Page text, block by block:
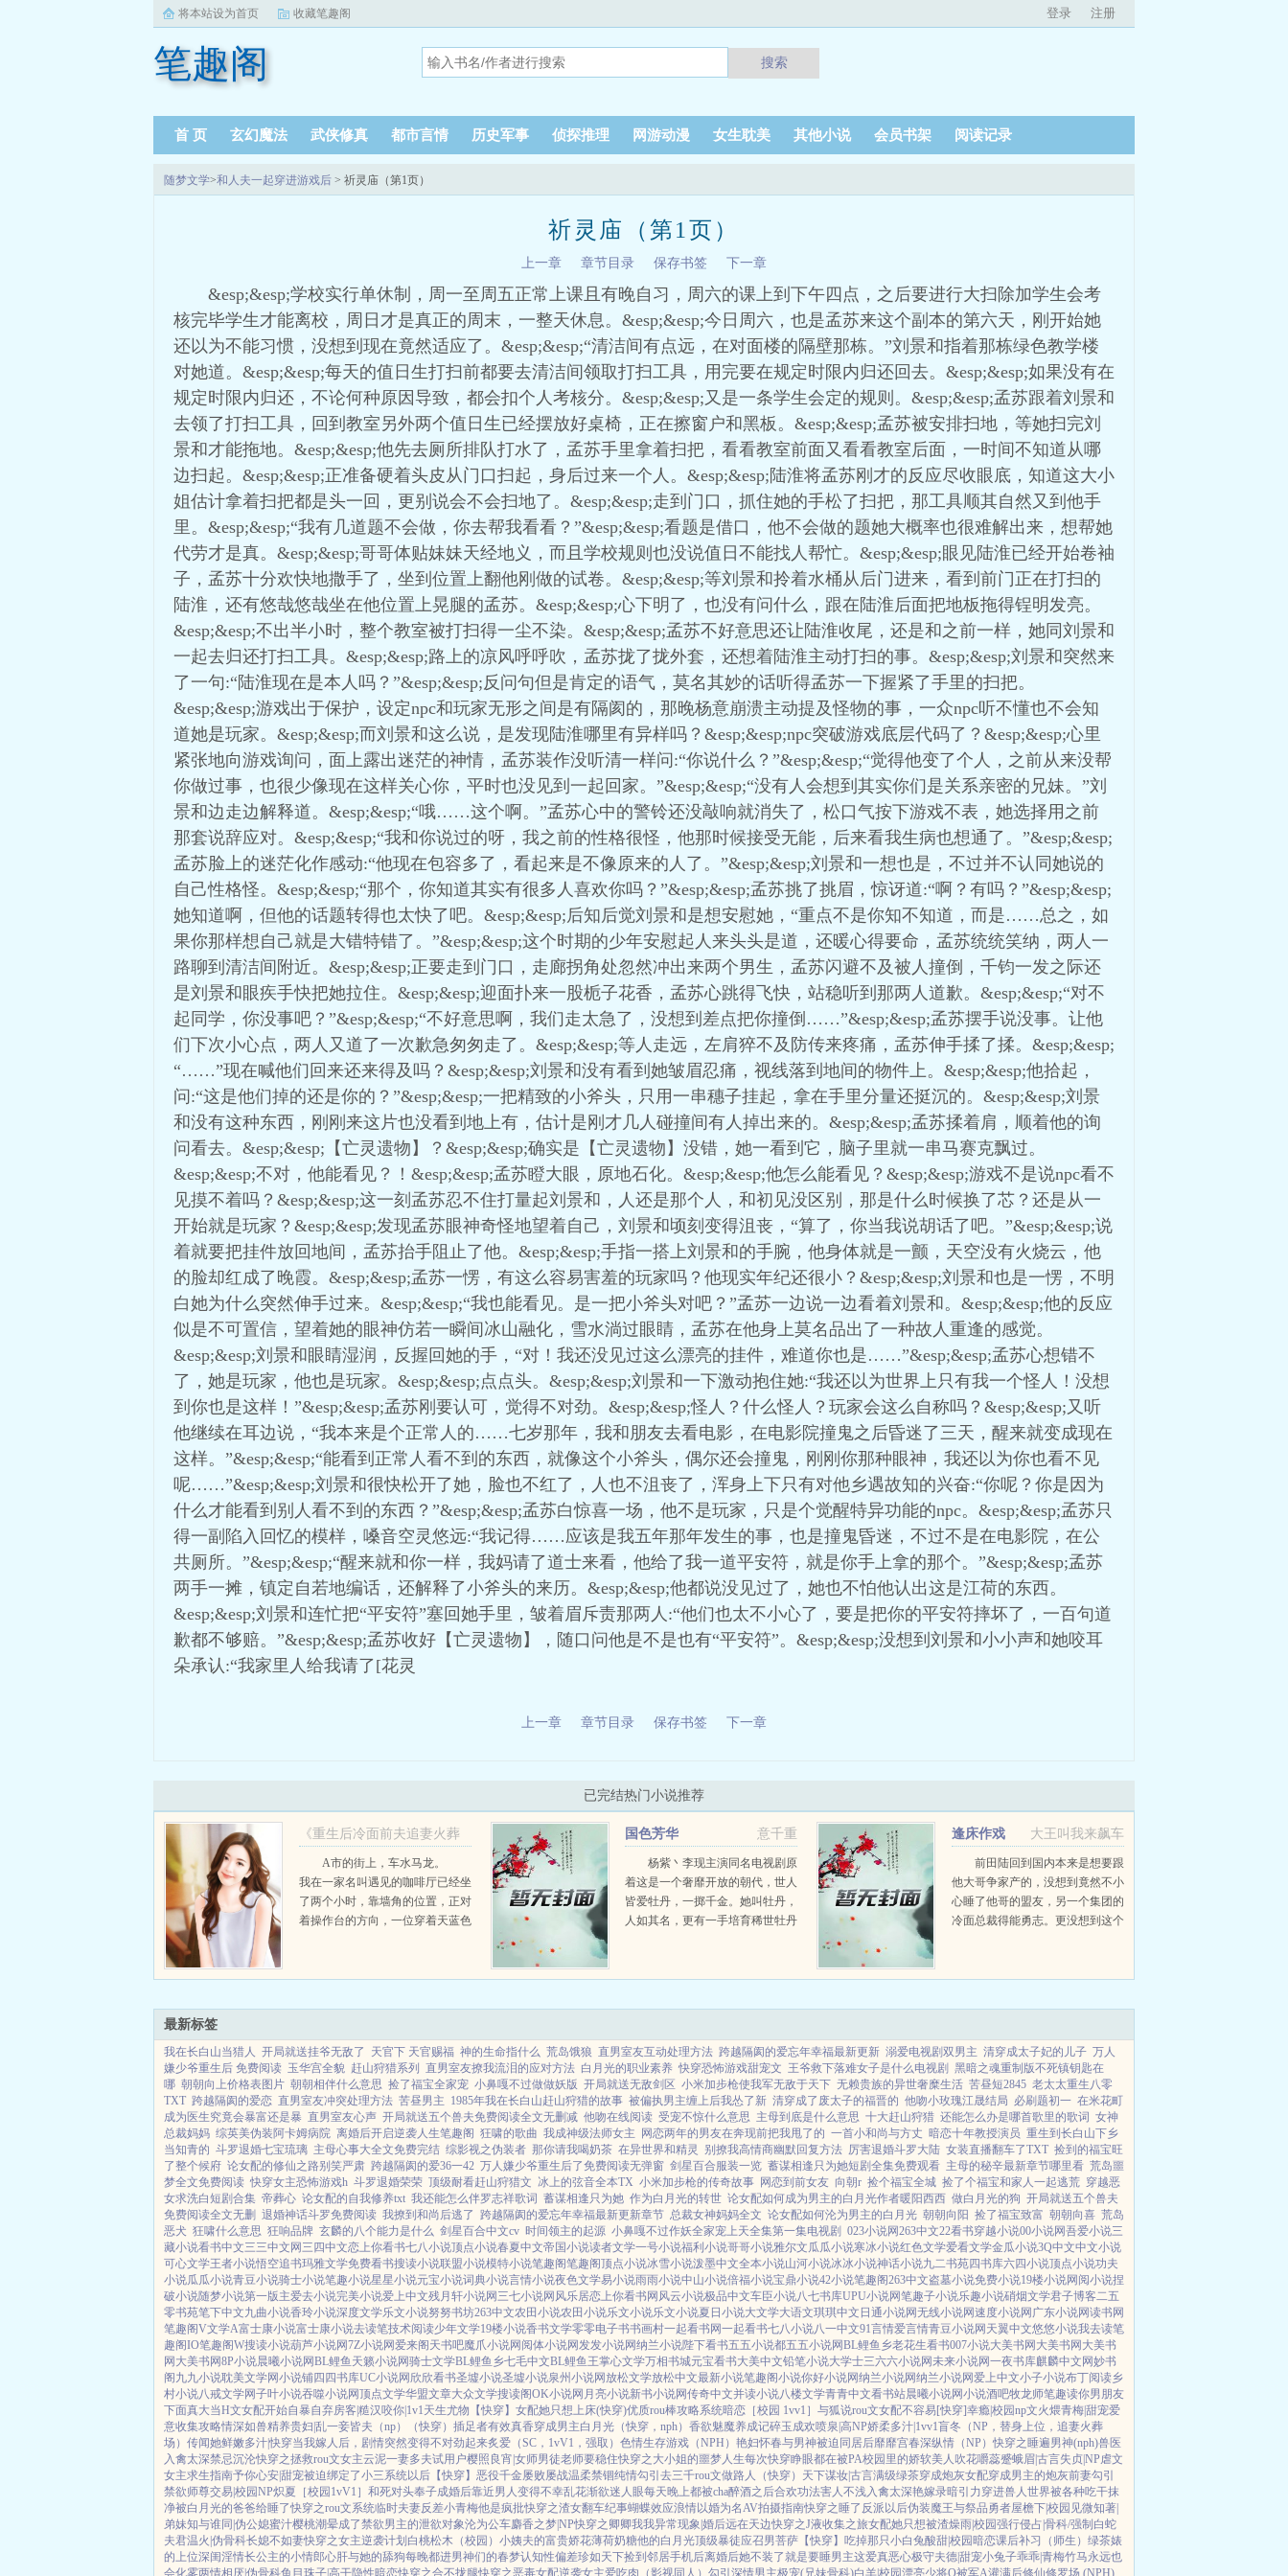
将本站设为首页 收藏笔趣阁 登录 注册
笔趣阁 搜索
首 页 玄幻魔法 武侠修真 都市言情 历史军事 侦探推理 网游动漫 女生耽美 其他小说 会员书架 阅读记录
随梦文学>和人夫一起穿进游戏后 > 祈灵庙（第1页）
祈灵庙（第1页）
上一章 章节目录 保存书签 下一章
&esp;&esp;学校实行单休制，周一至周五正常上课且有晚自习，周六的课上到下午四点，之后要进行大扫除加学生会考
核完毕学生才能离校，周日才是真正的周末，一整天休息。&esp;&esp;今日周六，也是孟苏来这个副本的第六天，刚开始她
还以为不能习惯，没想到现在竟然适应了。&esp;&esp;“清洁间有点远，在对面楼的隔壁那栋。”刘景和指着那栋绿色教学楼
对她道。&esp;&esp;每天的值日生打扫前都要去清洁间领取打扫工具，用完要在规定时限内归还回去。&esp;&esp;如果没有在
规定时限内归还，不论何种原因导致，都会扣个人考核分。&esp;&esp;又是一条学生会定的规则。&esp;&esp;孟苏跟着刘景和
去领了打扫工具，回到教室另外两个值日生已经摆放好桌椅，正在擦窗户和黑板。&esp;&esp;孟苏被安排扫地，等她扫完刘
景和才能拖地。&esp;&esp;他先去厕所排队打水了，孟苏手里拿着扫把，看看教室前面又看看教室后面，一时间不知道从哪
边扫起。&esp;&esp;正准备硬着头皮从门口扫起，身后过来一个人。&esp;&esp;陆淮将孟苏刚才的反应尽收眼底，知道这大小
姐估计拿着扫把都是头一回，更别说会不会扫地了。&esp;&esp;走到门口，抓住她的手松了扫把，那工具顺其自然又到他手
里。&esp;&esp;“我有几道题不会做，你去帮我看看？”&esp;&esp;看题是借口，他不会做的题她大概率也很难解出来，想帮她
代劳才是真。&esp;&esp;哥哥体贴妹妹天经地义，而且学校规则也没说值日不能找人帮忙。&esp;&esp;眼见陆淮已经开始卷袖
子，孟苏十分欢快地撒手了，坐到位置上翻他刚做的试卷。&esp;&esp;等刘景和拎着水桶从后门进来，看到前门正在打扫的
陆淮，还有悠哉悠哉坐在他位置上晃腿的孟苏。&esp;&esp;心下明了，也没有问什么，跟在陆淮后面把地板拖得锃明发亮。
&esp;&esp;不出半小时，整个教室被打扫得一尘不染。&esp;&esp;孟苏不好意思还让陆淮收尾，还是和之前一样，她同刘景和
一起去归还打扫工具。&esp;&esp;路上的凉风呼呼吹，孟苏拢了拢外套，还想着陆淮主动打扫的事。&esp;&esp;刘景和突然来
了一句:“陆淮现在是本人吗？”&esp;&esp;反问句但是肯定的语气，莫名其妙的话听得孟苏一下握紧了手里的扫把。
&esp;&esp;游戏出于保护，设定npc和玩家无形之间是有隔阂的，那晚杨意崩溃主动提及怪物的事，一众npc听不懂也不会知
道她是玩家。&esp;&esp;而刘景和这么说，是发现陆淮哪里有异样吗？&esp;&esp;npc突破游戏底层代码了？&esp;&esp;心里
紧张地向游戏询问，面上露出迷茫的神情，孟苏装作没听清一样问:“你说什么？”&esp;&esp;“觉得他变了个人，之前从来没帮
你做过事，也很少像现在这样关心你，平时也没见到一起回家。”&esp;&esp;“没有人会想到其实你们是关系亲密的兄妹。”刘
景和边走边解释道。&esp;&esp;“哦……这个啊。”孟苏心中的警铃还没敲响就消失了，松口气按下游戏不表，她选择用之前
那套说辞应对。&esp;&esp;“我和你说过的呀，我之前的性格很怪，他那时候接受无能，后来看我生病也想通了。”&esp;&esp;
孟苏脸上的迷茫化作感动:“他现在包容多了，看起来是不像原来的人了。”&esp;&esp;刘景和一想也是，不过并不认同她说的
自己性格怪。&esp;&esp;“那个，你知道其实有很多人喜欢你吗？”&esp;&esp;孟苏挑了挑眉，惊讶道:“啊？有吗？”&esp;&esp;
她知道啊，但他的话题转得也太快了吧。&esp;&esp;后知后觉刘景和是想安慰她，“重点不是你知不知道，而是……总之，如
果你那样想自己就是大错特错了。”&esp;&esp;这个时期的少年安慰起人来头头是道，还暖心得要命，孟苏统统笑纳，两人一
路聊到清洁间附近。&esp;&esp;正要走到门口，走廊拐角处忽然冲出来两个男生，孟苏闪避不及被人撞倒，千钧一发之际还
是刘景和眼疾手快把她拉住。&esp;&esp;迎面扑来一股栀子花香，孟苏心跳得飞快，站稳听到那两人道歉。&esp;&esp;“对不
起同学，你没事吧？”&esp;&esp;“不好意思啊，我们走太急了，没想到差点把你撞倒……”&esp;&esp;孟苏摆手说没事。让他
们下次小心点，两人又道了一次歉急匆匆走了。&esp;&esp;等人走远，左肩猝不及防传来疼痛，孟苏伸手揉了揉。&esp;&esp;
“……”现在喊他们回来还来得及吗？&esp;&esp;刘景和没有看到她皱眉忍痛，视线落到地间的物件上。&esp;&esp;他拾起，
问:“这是他们掉的还是你的？”&esp;&esp;一把精致的小斧头，只用一串穗子挂起，拿在手里分量还挺沉的。&esp;&esp;刘景
和没有这种东西，刚刚来这片也没看到地上有，估计是刚才几人碰撞间有人掉出来的。&esp;&esp;孟苏揉着肩，顺着他的询
问看去。&esp;&esp;【亡灵遗物】？&esp;&esp;确实是【亡灵遗物】没错，她一看到它，脑子里就一串马赛克飘过。
&esp;&esp;不对，他能看见？！&esp;&esp;孟苏瞪大眼，原地石化。&esp;&esp;他怎么能看见？&esp;&esp;游戏不是说npc看不
见摸不着吗？&esp;&esp;这一刻孟苏忍不住打量起刘景和，人还是那个人，和初见没区别，那是什么时候换了芯？还是从一
开始就是玩家？&esp;&esp;发现孟苏眼神奇怪地望着自己，刘景和顷刻变得沮丧，“算了，你当我说胡话了吧。”&esp;&esp;说
着就要把挂件放回地间，孟苏抬手阻止了他。&esp;&esp;手指一搭上刘景和的手腕，他身体就是一颤，天空没有火烧云，他
的脸却红成了晚霞。&esp;&esp;孟苏一愣，有这么容易害羞的玩家吗？他现实年纪还很小？&esp;&esp;刘景和也是一愣，不明
白她为什么突然伸手过来。&esp;&esp;“我也能看见。是一把小斧头对吧？”孟苏一边说一边看着刘景和。&esp;&esp;他的反应
似是不可置信，望着她的眼神仿若一瞬间冰山融化，雪水淌过眼睛，孟苏在他身上莫名品出了一种故人重逢的感觉。
&esp;&esp;刘景和眼睛湿润，反握回她的手，“对！我还没见过这么漂亮的挂件，难道你也是……”&esp;&esp;孟苏心想错不
了，她是玩家，他也是玩家。&esp;&esp;点点头。&esp;&esp;刘景和一下激动抱住她:“我还以为世界上只有我一个怪人！没想
到你也是这样！”&esp;&esp;孟苏刚要认可，觉得不对劲。&esp;&esp;怪人？什么怪人？玩家会这么自称吗？&esp;&esp;又听
他继续在耳边说，“我本来是个正常人的……七岁那年，我和朋友去看电影，在电影院撞鬼之后昏迷了三天，醒来就变成现在
这样。”&esp;&esp;“能看到正常人看不到的东西，就像这个小斧头，偶尔还会撞鬼，刚刚你那种眼神，我还以为你也看不见
呢……”&esp;&esp;刘景和很快松开了她，脸也不红了，人也不沮丧了，浑身上下只有对他乡遇故知的兴奋:“你呢？你是因为
什么才能看到别人看不到的东西？”&esp;&esp;孟苏白惊喜一场，他不是玩家，只是个觉醒特异功能的npc。&esp;&esp;孟苏只
得一副陷入回忆的模样，嗓音空灵悠远:“我记得……应该是我五年那年发生的事，也是撞鬼昏迷，不过不是在电影院，在公
共厕所。”&esp;&esp;“醒来就和你一样，我妈请了道士来看，他给了我一道平安符，就是你手上拿的那个。”&esp;&esp;孟苏
两手一摊，镇定自若地编话，还解释了小斧头的来历。&esp;&esp;他都说没见过了，她也不怕他认出这是江荷的东西。
&esp;&esp;刘景和连忙把“平安符”塞回她手里，皱着眉斥责那两人:“他们也太不小心了，要是把你的平安符摔坏了，一百句道
歉都不够赔。”&esp;&esp;孟苏收好【亡灵遗物】，随口问他是不是也有“平安符”。&esp;&esp;没想到刘景和小小声和她咬耳
朵承认:“我家里人给我请了[花灵
上一章 章节目录 保存书签 下一章
已完结热门小说推荐
《重生后冷面前夫追妻火葬
场》苏浅璃谢淮璟
《重生后冷面前夫追妻火葬
场》苏浅璃谢淮璟
A市的街上，车水马龙。
我在一家名叫遇见的咖啡厅已经坐
了两个小时，靠墙角的位置，正对
着操作台的方向，一位穿着天蓝色
意千重
国色芳华
杨紫丶李现主演同名电视剧原
着这是一个奢靡开放的朝代，世人
皆爱牡丹，一掷千金。她叫牡丹，
人如其名，更有一手培育稀世牡丹
酷暑。...
大王叫我来飙车
逢床作戏
前田陆回到国内本来是想要跟
他大哥争家产的，没想到竟然不小
心睡了他哥的盟友，另一个集团的
冷面总裁得能勇志。更没想到这个
茫...
最新标签
我在长白山当猎人 开局就送挂爷无敌了 天官下 天官赐福 神的生命指什么 荒岛饿狼 直男室友互动处理方法 跨越隔阂的爱忘年幸福最新更新 溺爱电视剧双男主 清穿成太子妃的儿子 万人
嫌少爷重生后 免费阅读 玉华宫全貌 赶山狩猎系列 直男室友撩我流泪的应对方法 白月光的职业素养 快穿恐怖游戏甜宠文 王爷救下落难女子是什么电视剧 黑暗之魂重制版不死镇钥匙在
哪 朝朝向上价格表图片 朝朝相伴什么意思 捡了福宝全家宠 小鼻嘎不过做做妖版 开局就送无敌剑区 小米加步枪使我军无敌于天下 无赖贵族的异世奢糜生活 苦昼短2845 老太太重生八零
TXT 跨越隔阂的爱恋 直男室友冲突处理方法 苦昼男主 1985年我在长白山赶山狩猎的故事 被偏执男主缠上后我怂了新 清穿成了废太子的福晋的 他吻小玫瑰江晟结局 必刷题初一 在米花町
成为医生究竟会暴富还是暴 直男室友心声 开局就送五个兽夫免费阅读全文无删减 他吻在线阅读 受宠不惊什么意思 主母到底是什么意思 十大赶山狩猎 还能怎么办是哪首歌里的歌词 女神
总裁妈妈 综英美伪装阿卡姆病院 离婚后开启逆袭人生笔趣阁 狂啸的歌曲 我成神级法师女主 网恋两年的男友在奔现前把我甩了的 一首小和尚与方丈 暗恋十年教授演员 重生到长白山下乡
当知青的 斗罗退婚七宝琉璃 主母心事大全文免费完结 综影视之伪装者 那你请我喝奶茶 在异世界和精灵 别撩我高情商幽默回复方法 厉害退婚斗罗大陆 女装直播翻车了TXT 捡到的福宝旺
了整个候府 论女配的修仙之路别笑严肃 跨越隔阂的爱36一42 万人嫌少爷重生后了免费阅读无弹窗 剑星百合服装一览 蓄谋相逢只为她短剧全集免费观看 主母的秘辛最新章节哪里看 荒岛噩
梦全文免费阅读 快穿女主恐怖游戏h 斗罗退婚荣荣 顶级耐看赶山狩猎文 冰上的弦音全本TX 小米加步枪的传奇故事 网恋到前女友 向朝r 捡个福宝全城 捡了个福宝和家人一起逃荒 穿越恶
女求洗白短剧合集 帝葬心 论女配的自我修养txt 我还能怎么伴罗志祥歌词 蓄谋相逢只为她 作为白月光的转世 论女配如何成为男主的白月光作者暖阳西西 做白月光的狗 开局就送五个兽夫
免费阅读全文无删 退婚神话斗罗免费阅读 我撩到和尚后逃了 跨越隔阂的爱忘年幸福最新更新章节 总裁女神妈妈全文 论女配如何沦为男主的白月光 朝朝向阳 捡了福宝致富 朝朝向喜 荒岛
恶犬 狂啸什么意思 狂响品牌 玄麟的八个能力是什么 剑星百合中文cv 时间领主的起源 小鼻嘎不过作妖全家宠上天全集第一集电视剧 023小说网263中文22看书穿越小说00小说网吾爱小说三
藏小说看书中文三三中文网 三四中文恋上你看书七八小说顶点小说春夏中文帝国小说读者文学一号小说福利小说哥哥小说雅尔文瓜瓜小说寒冰小说红色文学爱看文学金瓜小说3Q中文中文小说
可心文学王者小说悟空追书玛雅文学免费看书搜读小说联盟小说模特小说笔趣阁笔趣阁顶点小说冰雪小说泼墨中文全本小说山河小说冰冰小说神话小说九二书苑四书库六四小说顶点小说功夫
小说瓜瓜小说青豆小说骑士小说笔趣小说星星小说元宝小说词典小说言情小说夜色文学易小说雨雨小说中山小说倍福小说宝鼎小说42小说笔趣阁263中文盗墓小说免费小说19楼小说网阅小说捏
破小说随梦小说第一版主爱去小说完美小说爱上中文残月轩小说网 三七小说网 风乐居恋上你看书网 风云小说极品中文车臣小说八七书库UPU小说网笔趣子小说乐趣小说硝烟文学君子博客二五
零书苑笔下中文九曲小说香玲小说深度文学乐文小说努努书坊263中文农田小说农田小说乐文小说乐文小说夏日小说大文学大语文琪琪中文 日通小说网无线小说网速度小说网 广东小说网读书网
笔趣阁V文学A富士康小说富士康小说去读笔技术阅读少年文学19楼小说香书文学零零电子书书画村一起看书网一起看书七八小说八一中文91言情爱言情青豆小说网 天翼中文悠悠小说我去读笔
趣阁IO笔趣阁W搜读小说葫芦小说网7Z小说网爱来阁 天书吧魔爪小说网 阅体小说网发发小说网纳兰小说陛下看书五五小说都五五小说网BL鲤鱼乡老花生看书007小说大美书网 大美书网 大美书
网 大美书网8P小说晨曦小说网BL鲤鱼 天籁小说网骑士文学BL鲤鱼乡七毛中文BL鲤鱼王掌心文学万相书城元宝看书大美中文铅笔小说大学士三六六小说网未来小说网一夜书库麒麟中文网妙书
阁 九九小说耽美文学网小说铺四四书库UC小说网 欣欣看书圣墟小说圣墟小说泉州小说网放松文学放松中文最新小说笔趣阁小说你好小说网纳兰小说网纳兰小说网爱上中文小子小说布丁阅读乡
村小说八戒文学网子叶小说吞噬小说网顶点文学华盟文章大众文学搜读阁OK小说网 月亮小说新书小说网传奇中文并读小说八楼文学青青中文看书站晨曦小说网小说酒吧牧龙师笔趣读你男朋友
下面真大当H文女配开始自暴自弃房客|糙汉咬你|1v1天生尤物【快穿】 女配她只想上床(快穿)优质rou棒攻略系统暗恋［校园 1vv1］ 与狐说rou文女配不容易[快穿]幸瘾|校园np文火煨青梅|甜宠爱
意收集攻略情深如兽精养贵妇|乱一妾皆夫（np） （快穿）插足者有效真香穿成男主白月光（快穿，nph） 香欲魅魔养成记碎玉成欢喷泉|高NP娇柔多汁|1vv1盲冬（NP，替身上位，追妻火葬
场） 传闻她鲜嫩多汁|快穿当我嫁人后，剧情突然变得不对劲起来炙爱（SC，1vV1，强取） 色情生存游戏（NPH） 艳妇怀春与男神被迫同居后靡靡宫春深纵情（NP）快穿之睡遍男神(nph)兽医
入禽太深禁忌沉沦快穿之拯救rou文女主云泥一妻多夫试用户樱照良宵|女师男徒老师要稳住快穿之大小姐的噩梦人生每次快穿睁眼都在被PA校园里的娇软美人 吹花嚼蕊蹙蛾眉|古言失贞|NP虐文
女主求生指南予你心安|甜宠被迫绑定了小三系统以后【快穿】 恶役千金屡败屡战温柔禁锢纯情勾引 去三千rou文做路人（快穿） 天下谋妆|古言满级绿茶穿成炮灰女配穿成男主的炮灰前妻勾引
禁欲师尊交易|校园NP炽夏［校园1vV1］ 和死对头奉子成婚后靠近男人变得不幸乱花渐欲迷人眼每天晚上都被cha醉酒之后合欢功法害人不浅入禽太深艳嫁录暗引力穿进兽人世界被各种吃干抹
净被白月光的爸爸给睡了快穿之rou文系统临时夫妻反差小青梅他是疯批快穿之渣女翻车纪事蝴蝶效应浪情以婚为名AV拍摄指南快穿之睡了反派以后伪装魔王与祭品勇者屋檐下|校园 见微知著|
弟妹知与谁同|伪公媳蜜汁樱桃潮晕成了禁欲男主的泄欲对象沦为公车麝香之梦|NP快穿之卿卿我我异常现象|婚后远在天边快穿之J液收集之旅女配她只想被渣燥雨|校园强行侵占|骨科/强制 白蛇
夫君温火|伪骨科长媳不如妻快穿之女主逆袭计划 白桃松木（校园） 小姨夫的富贵娇花薄荷奶糖他的白月光顶级暴徒应召男菩萨 【快穿】吃掉那只小白兔酸甜|校园暗恋课后补习（师生） 绿茶婊
的上位深闺淫情长公主的小情郎心肝与她的舔狗每晚都进男神们的春梦认知性偏差珍如天下捡到邻居手机后离婚后她不装了就是要睡男主这爱真恶心极守夫德|甜宠小兔子乖乖|青梅竹马永远也
会化雾两情相厌|伪骨科鱼目珠子|高干隐性暗恋快穿之合不拢腿快穿之恶毒女配逆袭女主爱吃肉 （影视同人）勾引深情男主极宠(兄妹骨科)白羊|校园漂亮少将O被军A灌满后修仙修罗场 (NPH)